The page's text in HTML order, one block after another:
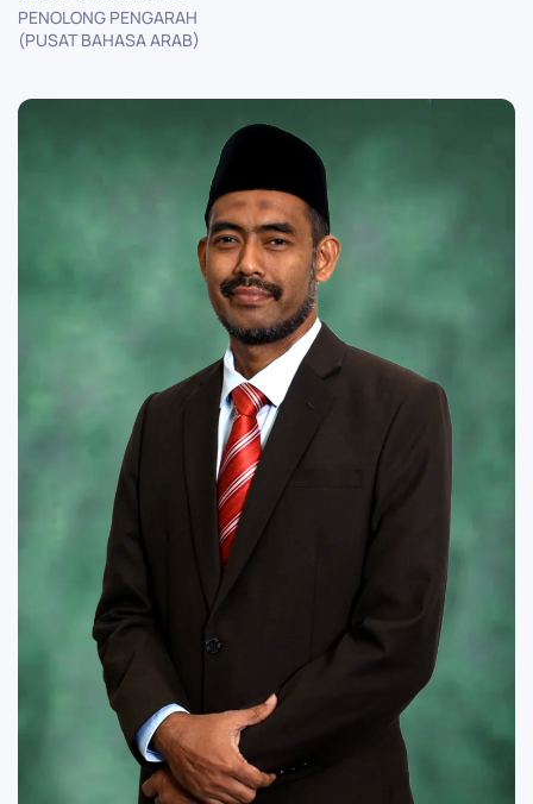
PENOLONG PENGARAH
(PUSAT BAHASA ARAB)